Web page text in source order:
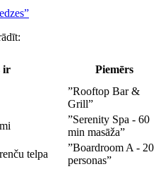
ir Piemērs
”Rooftop Bar &
Grill”
”Serenity Spa - 60
min masāža”
telpa
”Boardroom A - 20
personas”